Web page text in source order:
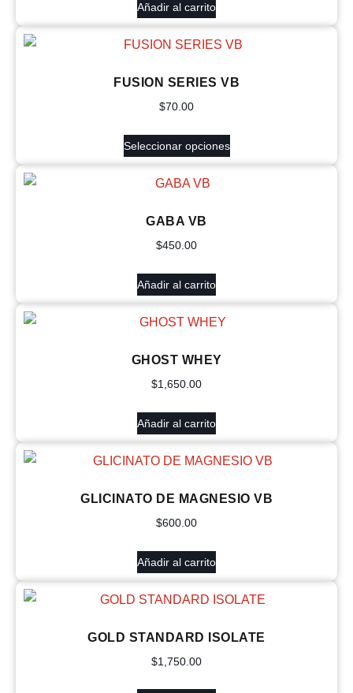
Añadir al carrito
FUSION SERIES VB
$70.00
Seleccionar opciones
GABA VB
$450.00
Añadir al carrito
GHOST WHEY
$1,650.00
Añadir al carrito
GLICINATO DE MAGNESIO VB
$600.00
Añadir al carrito
GOLD STANDARD ISOLATE
$1,750.00